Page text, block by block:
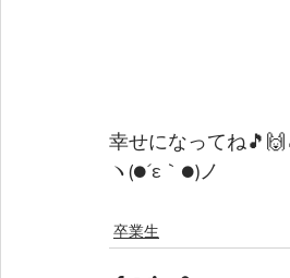
幸せになってね
ヽ(●´ε｀●)ノ
卒業生